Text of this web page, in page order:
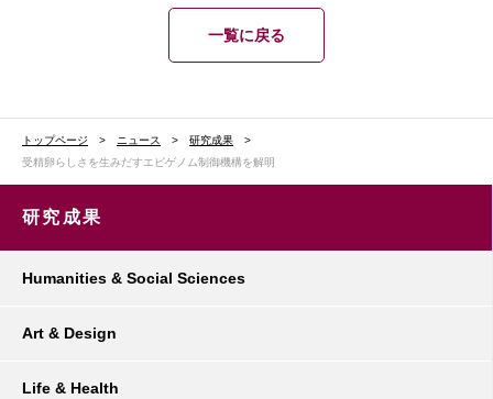
一覧に戻る
トップページ ニュース
研究成果
受精卵らしさを生みだすエピゲノム制御機構を解明
研究成果
Humanities & Social Sciences
Art & Design
Life & Health